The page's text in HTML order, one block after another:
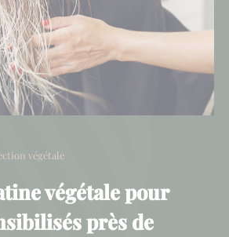
végétale
végétale pour
près de